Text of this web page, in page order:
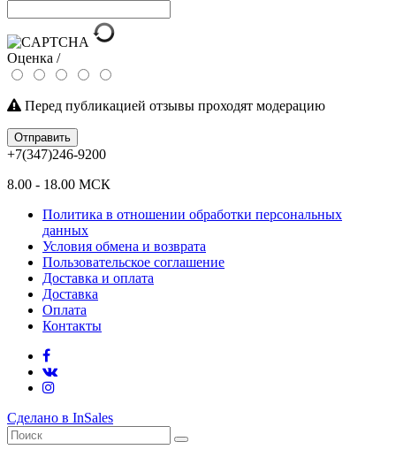
Оценка /
Перед публикацией отзывы проходят модерацию
Отправить
+7(347)246-9200
8.00 - 18.00 МСК
Политика в отношении обработки персональных
данных
Условия обмена и возврата
Пользовательское соглашение
Доставка и оплата
Доставка
Оплата
Контакты
Сделано в InSales